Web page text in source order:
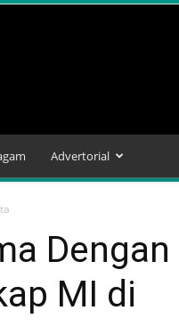
Advertorial
Dengan
MI di